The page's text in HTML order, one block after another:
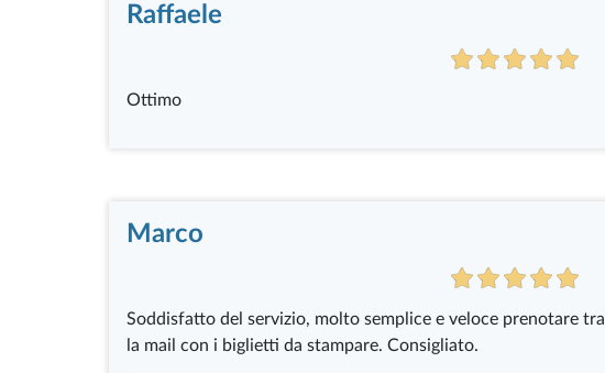
Raffaele
Ottimo
Marco
Soddisfatto del servizio, molto semplice e veloce prenotare
la mail con i biglietti da stampare. Consigliato.